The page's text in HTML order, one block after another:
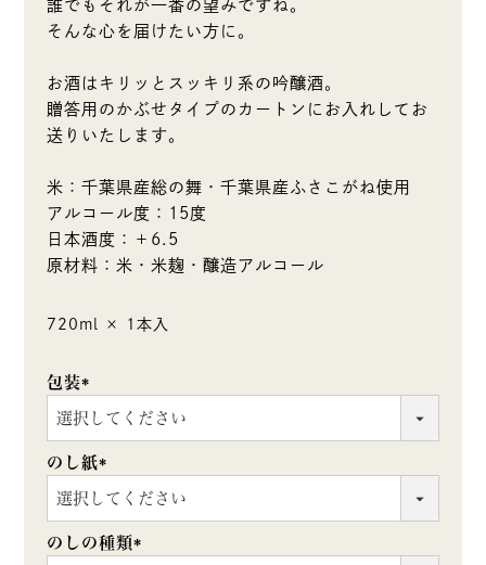
誰でもそれが一番の望みですね。
そんな心を届けたい方に。
お酒はキリッとスッキリ系の吟醸酒。
贈答用のかぶせタイプのカートンにお入れしてお
送りいたします。
米：千葉県産総の舞・千葉県産ふさこがね使用
アルコール度：15度
日本酒度：＋6.5
原材料：米・米麹・醸造アルコール
720ml × 1本入
包装
(必
須)
のし紙
(必
須)
のしの種類